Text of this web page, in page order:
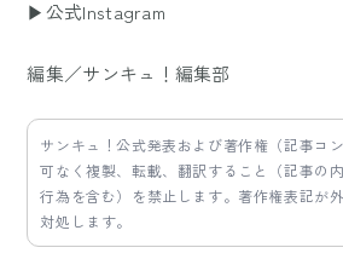
▶公式Instagram
編集／サンキュ！編集部
サンキュ！公式発表および著作権（記事コ
可なく複製、転載、翻訳すること（記事の
行為を含む）を禁止します。著作権表記が
対処します。